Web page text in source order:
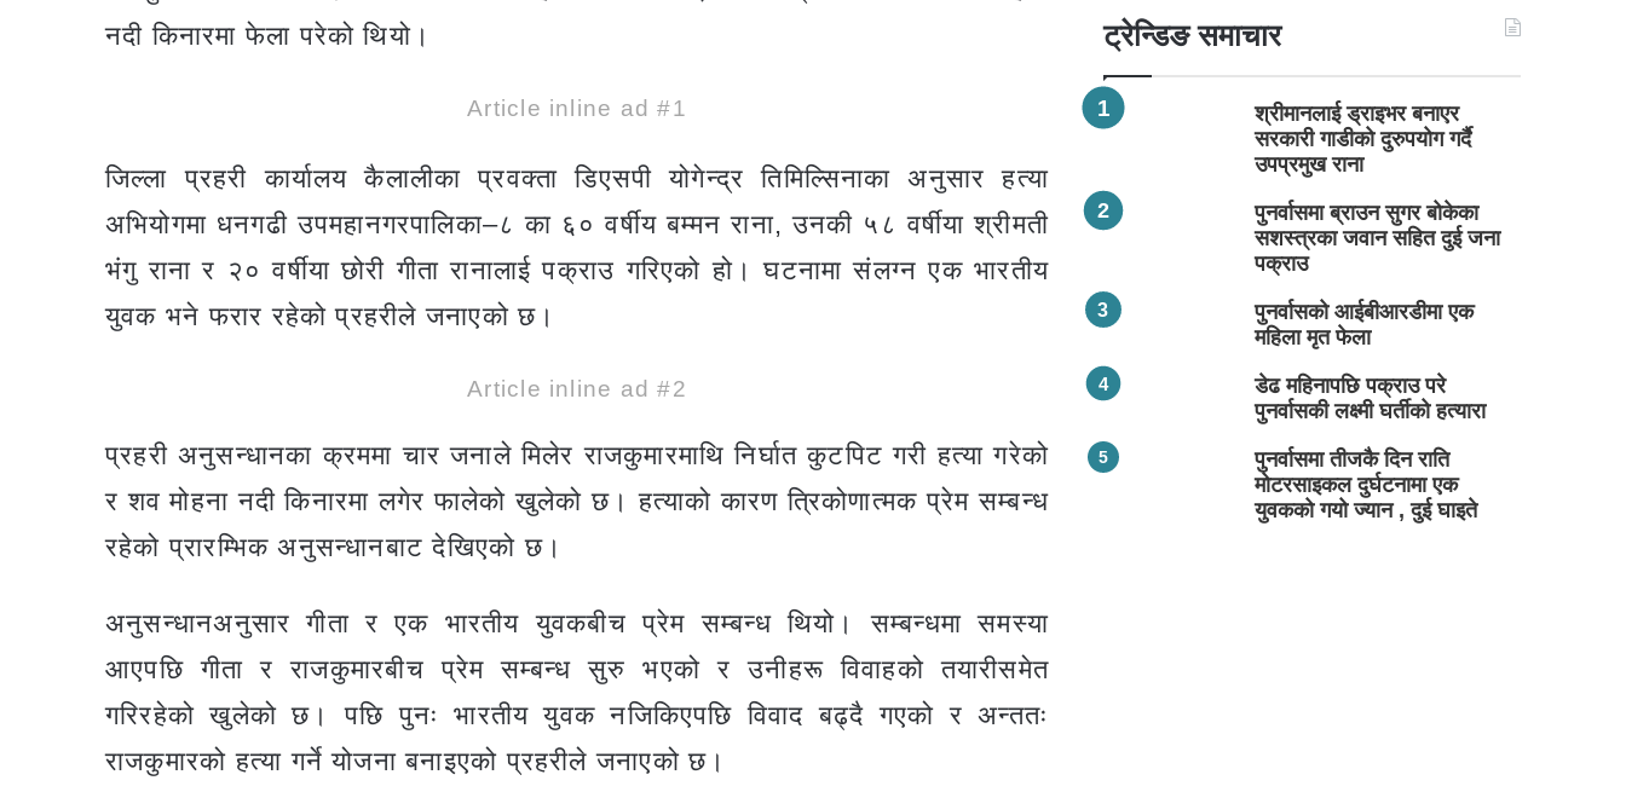
नदी किनारमा फेला परेको थियो।
Article inline ad #1
जिल्ला प्रहरी कार्यालय कैलालीका प्रवक्ता डिएसपी योगेन्द्र तिमिल्सिनाका अनुसार हत्या
अभियोगमा धनगढी उपमहानगरपालिका–८ का ६० वर्षीय बम्मन राना, उनकी ५८ वर्षीया श्रीमती
भंगु राना र २० वर्षीया छोरी गीता रानालाई पक्राउ गरिएको हो। घटनामा संलग्न एक भारतीय
युवक भने फरार रहेको प्रहरीले जनाएको छ।
Article inline ad #2
प्रहरी अनुसन्धानका क्रममा चार जनाले मिलेर राजकुमारमाथि निर्घात कुटपिट गरी हत्या गरेको
र शव मोहना नदी किनारमा लगेर फालेको खुलेको छ। हत्याको कारण त्रिकोणात्मक प्रेम सम्बन्ध
रहेको प्रारम्भिक अनुसन्धानबाट देखिएको छ।
अनुसन्धानअनुसार गीता र एक भारतीय युवकबीच प्रेम सम्बन्ध थियो। सम्बन्धमा समस्या
आएपछि गीता र राजकुमारबीच प्रेम सम्बन्ध सुरु भएको र उनीहरू विवाहको तयारीसमेत
गरिरहेको खुलेको छ। पछि पुनः भारतीय युवक नजिकिएपछि विवाद बढ्दै गएको र अन्ततः
राजकुमारको हत्या गर्ने योजना बनाइएको प्रहरीले जनाएको छ।
ट्रेन्डिङ समाचार
श्रीमानलाई ड्राइभर बनाएर
सरकारी गाडीको दुरुपयोग गर्दै
उपप्रमुख राना
पुनर्वासमा ब्राउन सुगर बोकेका
सशस्त्रका जवान सहित दुई जना
पक्राउ
पुनर्वासको आईबीआरडीमा एक
महिला मृत फेला
डेढ महिनापछि पक्राउ परे
पुनर्वासकी लक्ष्मी घर्तीको हत्यारा
पुनर्वासमा तीजकै दिन राति
मोटरसाइकल दुर्घटनामा एक
युवकको गयो ज्यान , दुई घाइते